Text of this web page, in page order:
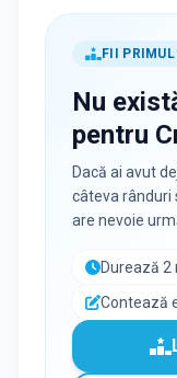
FII
Nu
pentru
Dacă ai avut
câteva rânduri
are nevoie
Durează 2
Contează